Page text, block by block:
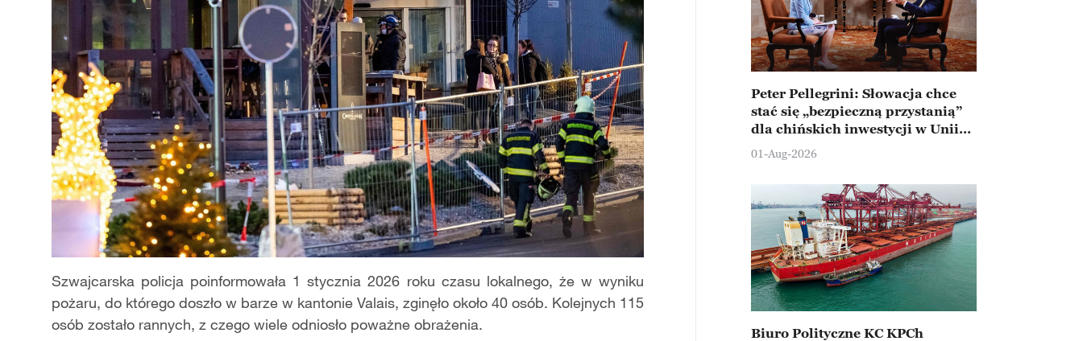
Szwajcarska policja poinformowała 1 stycznia 2026 roku czasu lokalnego, że w wyniku
pożaru, do którego doszło w barze w kantonie Valais, zginęło około 40 osób. Kolejnych 115
osób zostało rannych, z czego wiele odniosło poważne obrażenia.
Peter Pellegrini: Słowacja chce
stać się „bezpieczną przystanią”
dla chińskich inwestycji w Unii
Europejskiej
01-Aug-2026
Biuro Polityczne KC KPCh